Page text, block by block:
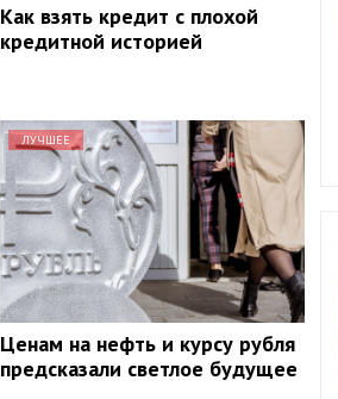
Как взять кредит с плохой
кредитной историей
ЛУЧШЕЕ
Ценам на нефть и курсу рубля
предсказали светлое будущее